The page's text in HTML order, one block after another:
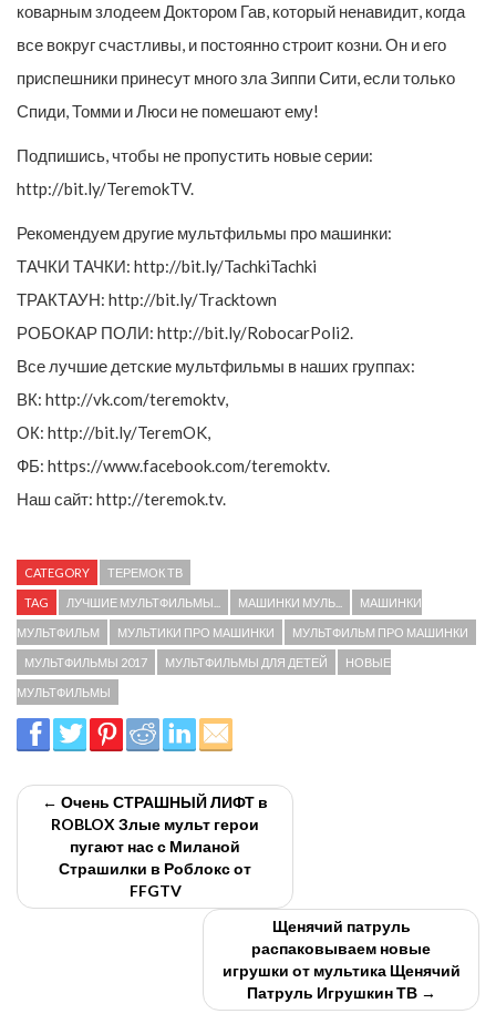
коварным злодеем Доктором Гав, который ненавидит, когда
все вокруг счастливы, и постоянно строит козни. Он и его
приспешники принесут много зла Зиппи Сити, если только
Спиди, Томми и Люси не помешают ему!
Подпишись, чтобы не пропустить новые серии:
http://bit.ly/TeremokTV.
Рекомендуем другие мультфильмы про машинки:
ТАЧКИ ТАЧКИ: http://bit.ly/TachkiTachki
ТРАКТАУН: http://bit.ly/Tracktown
РОБОКАР ПОЛИ: http://bit.ly/RobocarPoli2.
Все лучшие детские мультфильмы в наших группах:
ВК: http://vk.com/teremoktv,
ОК: http://bit.ly/TeremOK,
ФБ: https://www.facebook.com/teremoktv.
Наш сайт: http://teremok.tv.
CATEGORY ТЕРЕМОК ТВ
TAG ЛУЧШИЕ МУЛЬТФИЛЬМЫ... МАШИНКИ МУЛЬ... МАШИНКИ
МУЛЬТФИЛЬМ МУЛЬТИКИ ПРО МАШИНКИ МУЛЬТФИЛЬМ ПРО МАШИНКИ
МУЛЬТФИЛЬМЫ 2017 МУЛЬТФИЛЬМЫ ДЛЯ ДЕТЕЙ НОВЫЕ
МУЛЬТФИЛЬМЫ
← Очень СТРАШНЫЙ ЛИФТ в
ROBLOX Злые мульт герои
пугают нас с Миланой
Страшилки в Роблокс от
FFGTV
Щенячий патруль
распаковываем новые
игрушки от мультика Щенячий
Патруль Игрушкин ТВ →